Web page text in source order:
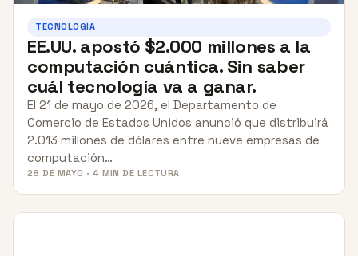
TECNOLOGÍA
EE.UU. apostó $2.000 millones a la
computación cuántica. Sin saber
cuál tecnología va a ganar.
El 21 de mayo de 2026, el Departamento de
Comercio de Estados Unidos anunció que distribuirá
2.013 millones de dólares entre nueve empresas de
computación…
28 DE MAYO · 4 MIN DE LECTURA